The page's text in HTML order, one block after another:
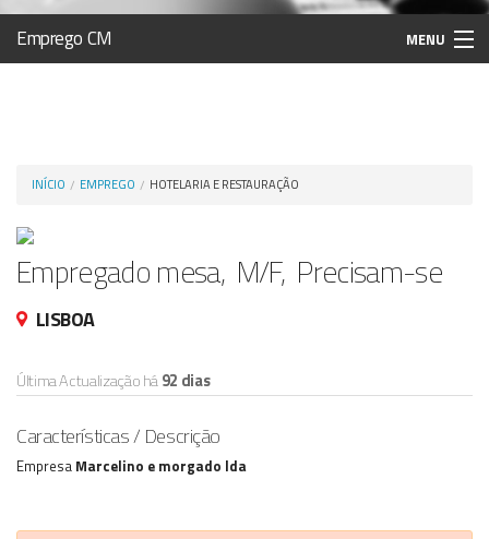
Emprego CM MENU
INÍCIO EMPREGO HOTELARIA E RESTAURAÇÃO
Empregado mesa, M/F, Precisam-se
LISBOA
Última Actualização há92 dias
Características / Descrição
Empresa Marcelino e morgado lda